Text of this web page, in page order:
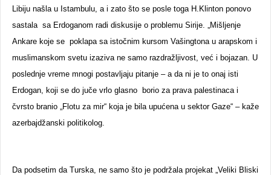
Libiju našla u Istambulu, a i zato što se posle toga H.Klinton ponovo
sastala sa Erdoganom radi diskusije o problemu Sirije. „Mišljenje
Ankare koje se poklapa sa istočnim kursom Vašingtona u arapskom i
muslimanskom svetu izaziva ne samo razdražljivost, već i bojazan. U
poslednje vreme mnogi postavljaju pitanje – a da ni je to onaj isti
Erdogan, koji se do juče vrlo glasno borio za prava palestinaca i
čvrsto branio „Flotu za mir“ koja je bila upućena u sektor Gaze“ – kaže
azerbajdžanski politikolog.
Da podsetim da Turska, ne samo što je podržala projekat „Veliki Bliski